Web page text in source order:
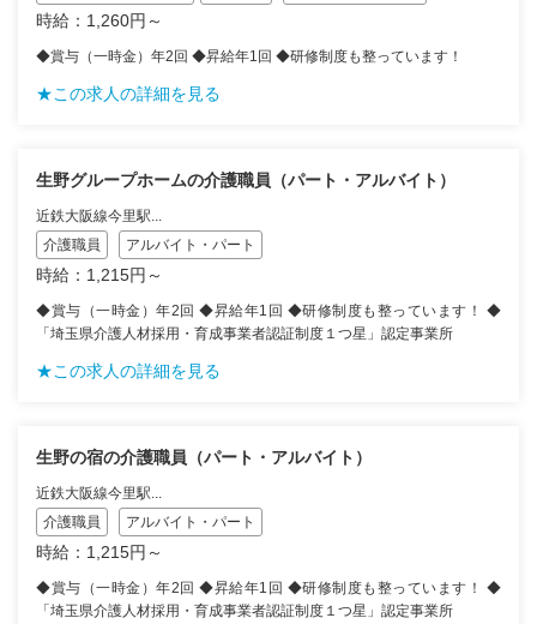
時給：1,260円～
◆賞与（一時金）年2回 ◆昇給年1回 ◆研修制度も整っています！
★この求人の詳細を見る
生野グループホームの介護職員（パート・アルバイト）
近鉄大阪線今里駅...
介護職員
アルバイト・パート
時給：1,215円～
◆賞与（一時金）年2回 ◆昇給年1回 ◆研修制度も整っています！ ◆
「埼玉県介護人材採用・育成事業者認証制度１つ星」認定事業所
★この求人の詳細を見る
生野の宿の介護職員（パート・アルバイト）
近鉄大阪線今里駅...
介護職員
アルバイト・パート
時給：1,215円～
◆賞与（一時金）年2回 ◆昇給年1回 ◆研修制度も整っています！ ◆
「埼玉県介護人材採用・育成事業者認証制度１つ星」認定事業所